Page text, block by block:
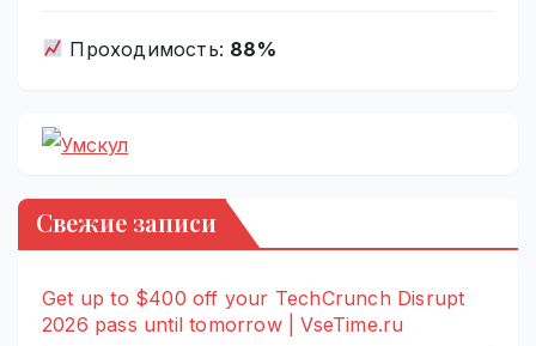
Проходимость: 88%
Свежие записи
Get up to $400 off your TechCrunch Disrupt
2026 pass until tomorrow | VseTime.ru